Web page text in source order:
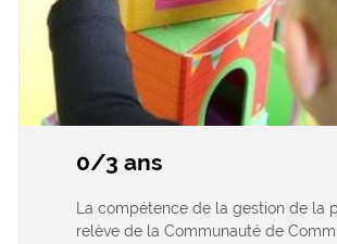
0/3 ans
La compétence de la gestion de la
relève de la Communauté de